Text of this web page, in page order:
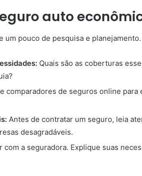
auto
pouco de pesquisa e
Quais são as coberturas
comparadores de seguros online para
Antes de contratar um seguro, leia
desagradáveis.
com a seguradora. Explique suas